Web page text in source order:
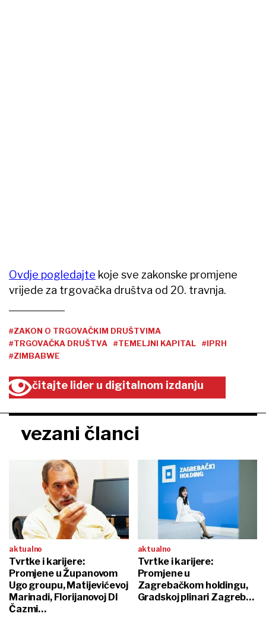
Ovdje pogledajte koje sve zakonske promjene
vrijede za trgovačka društva od 20. travnja.
#ZAKON O TRGOVAČKIM DRUŠTVIMA
#TRGOVAČKA DRUŠTVA
#TEMELJNI KAPITAL
#IPRH
#ZIMBABWE
čitajte lider u digitalnom izdanju
vezani članci
aktualno
Tvrtke i karijere:
Promjene u Županovom
Ugo groupu, Matijevićevoj
Marinadi, Florijanovoj DI
Čazmi…
aktualno
Tvrtke i karijere:
Promjene u
Zagrebačkom holdingu,
Gradskoj plinari Zagreb…